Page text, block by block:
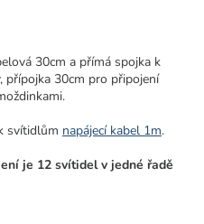
30cm a přímá spojka k
přípojka 30cm pro připojení
svítidlům napájecí kabel 1m.
je 12 svítidel v jedné řadě